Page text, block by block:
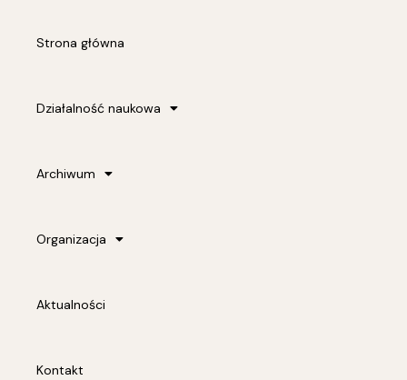
Strona główna
Działalność naukowa
Archiwum
Organizacja
Aktualności
Kontakt